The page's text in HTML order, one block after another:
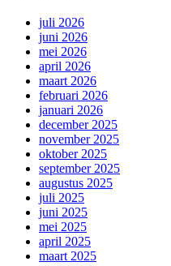
juli 2026
juni 2026
mei 2026
april 2026
maart 2026
februari 2026
januari 2026
december 2025
november 2025
oktober 2025
september 2025
augustus 2025
juli 2025
juni 2025
mei 2025
april 2025
maart 2025